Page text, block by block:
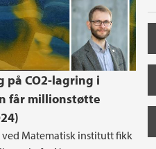
på CO2-lagring i
får millionstøtte
ved Matematisk institutt fikk